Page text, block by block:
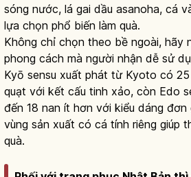
sóng nước, lá gai dầu asanoha, cá
lựa chọn phổ biến làm quà.
Không chỉ chọn theo bề ngoài, hãy
phong cách mà người nhận dễ sử
Kyō sensu xuất phát từ Kyoto có
quạt với kết cấu tinh xảo, còn Edo
đến 18 nan ít hơn với kiểu dáng đơn
vùng sản xuất có cá tính riêng giúp
quà.